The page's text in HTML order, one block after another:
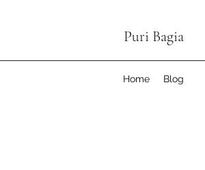
Puri Bagia
Home Blog